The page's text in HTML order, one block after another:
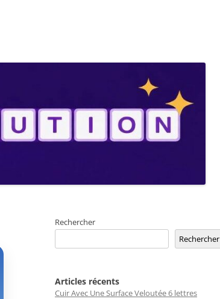
Rechercher
Rechercher
Articles récents
Cuir Avec Une Surface Veloutée 6 lettres